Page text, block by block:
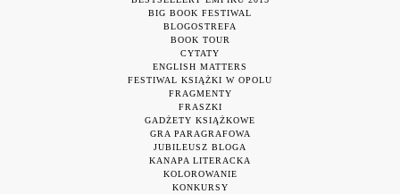
BIG BOOK FESTIWAL
BLOGOSTREFA
BOOK TOUR
CYTATY
ENGLISH MATTERS
FESTIWAL KSIĄŻKI W OPOLU
FRAGMENTY
FRASZKI
GADŻETY KSIĄŻKOWE
GRA PARAGRAFOWA
JUBILEUSZ BLOGA
KANAPA LITERACKA
KOLOROWANIE
KONKURSY